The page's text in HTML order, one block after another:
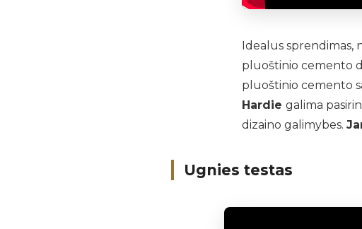
Idealus sprendimas,
pluoštinio cemento
pluoštinio cemento
Hardie galima
dizaino galimybes.
Ugnies testas